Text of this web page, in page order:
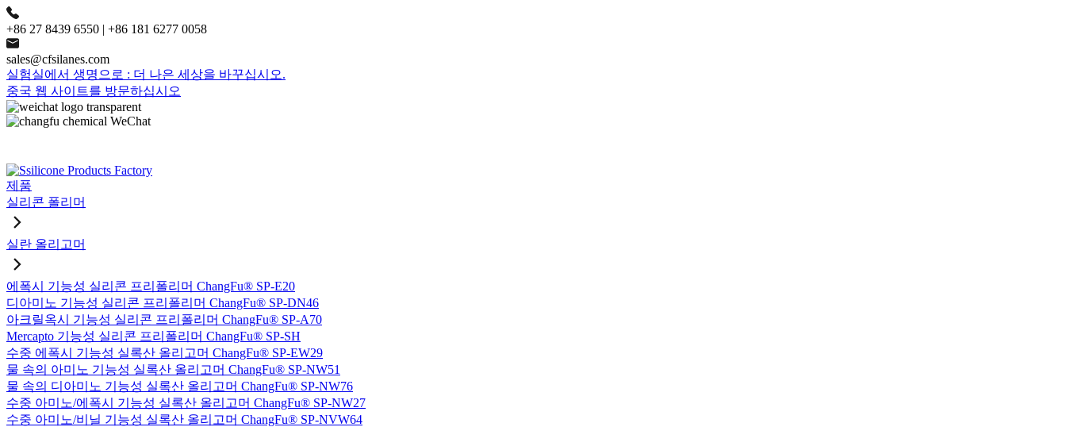
+86 27 8439 6550 | +86 181 6277 0058
sales@cfsilanes.com
실험실에서 생명으로 : 더 나은 세상을 바꾸십시오.
중국 웹 사이트를 방문하십시오
제품
실리콘 폴리머
실란 올리고머
에폭시 기능성 실리콘 프리폴리머 ChangFu® SP-E20
디아미노 기능성 실리콘 프리폴리머 ChangFu® SP-DN46
아크릴옥시 기능성 실리콘 프리폴리머 ChangFu® SP-A70
Mercapto 기능성 실리콘 프리폴리머 ChangFu® SP-SH
수중 에폭시 기능성 실록산 올리고머 ChangFu® SP-EW29
물 속의 아미노 기능성 실록산 올리고머 ChangFu® SP-NW51
물 속의 디아미노 기능성 실록산 올리고머 ChangFu® SP-NW76
수중 아미노/에폭시 기능성 실록산 올리고머 ChangFu® SP-NW27
수중 아미노/비닐 기능성 실록산 올리고머 ChangFu® SP-NVW64